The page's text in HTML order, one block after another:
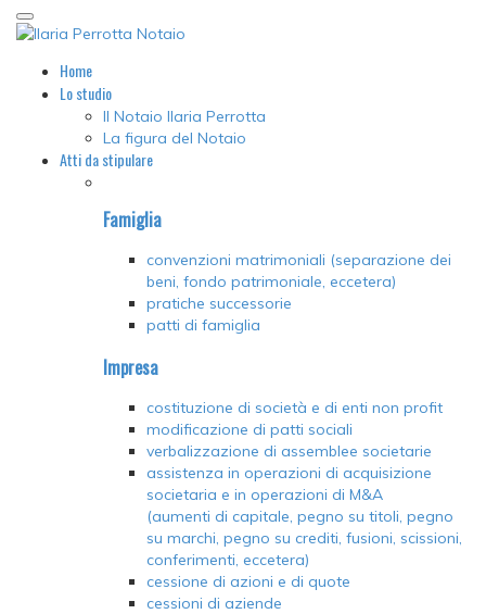
Home
Lo studio
Il Notaio Ilaria Perrotta
La figura del Notaio
Atti da stipulare
Famiglia
convenzioni matrimoniali (separazione dei
beni, fondo patrimoniale, eccetera)
pratiche successorie
patti di famiglia
Impresa
costituzione di società e di enti non profit
modificazione di patti sociali
verbalizzazione di assemblee societarie
assistenza in operazioni di acquisizione
societaria e in operazioni di M&A
(aumenti di capitale, pegno su titoli, pegno
su marchi, pegno su crediti, fusioni, scissioni,
conferimenti, eccetera)
cessione di azioni e di quote
cessioni di aziende